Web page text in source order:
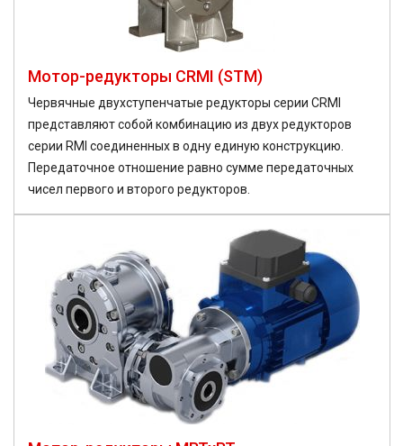
Мотор-редукторы CRMI (STM)
Червячные двухступенчатые редукторы серии CRMI
представляют собой комбинацию из двух редукторов
серии RMI соединенных в одну единую конструкцию.
Передаточное отношение равно сумме передаточных
чисел первого и второго редукторов.